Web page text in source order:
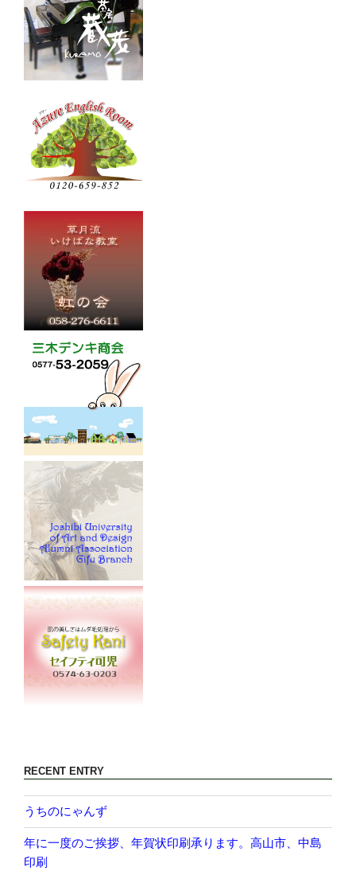
RECENT ENTRY
うちのにゃんず
年に一度のご挨拶、年賀状印刷承ります。高山市、中島
印刷